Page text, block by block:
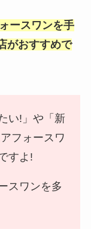
ースワンを手
がおすすめで
い!」や「新
フォースワ
すよ!
スワンを多